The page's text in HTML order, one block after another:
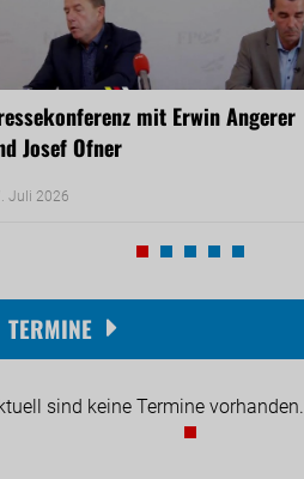
mit Erwin Angerer
Josef Ofner
Juli 2026
TERMINE
sind keine Termine vorhanden.